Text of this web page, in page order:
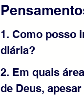
1. Como posso
diária?
2. Em quais
de Deus,